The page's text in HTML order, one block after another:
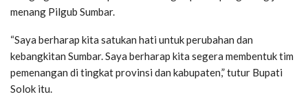
menang Pilgub Sumbar.
“Saya berharap kita satukan hati untuk perubahan dan
kebangkitan Sumbar. Saya berharap kita segera membentuk tim
pemenangan di tingkat provinsi dan kabupaten,” tutur Bupati
Solok itu.